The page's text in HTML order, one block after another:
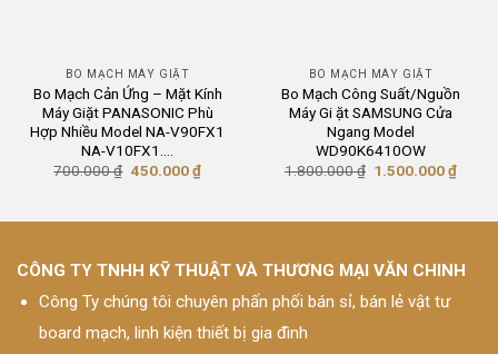
BO MẠCH MÁY GIẶT
Bo Mạch Cản Ứng – Mặt Kính
Máy Giặt PANASONIC Phù
Hợp Nhiều Model NA-V90FX1
NA-V10FX1….
700.000₫ Giá
450.000₫Giá
hiện
450.000 ₫.
BO MẠCH MÁY GIẶT
Bo Mạch Công Suất/Nguồn
Máy Gi ặt SAMSUNG Cửa
Ngang Model
WD90K6410OW
1.800.000₫ Giá
1.500.000₫Giá
CÔNG TY TNHH KỸ THUẬT VÀ THƯƠNG MẠI VĂN CHINH
Công Ty chúng tôi chuyên phấn phối bán sỉ, bán lẻ vật tư
board mạch, linh kiện thiết bị gia đình